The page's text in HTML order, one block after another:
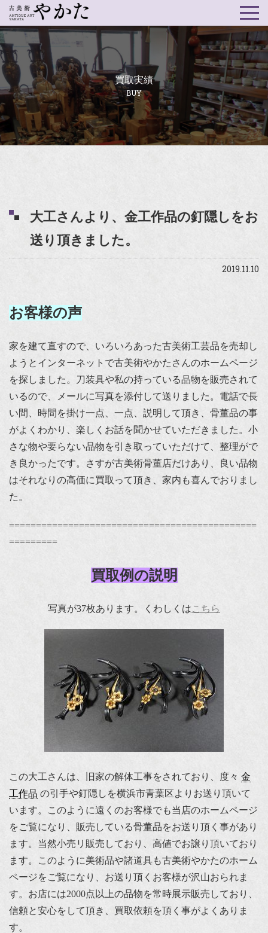
買取実績
BUY
大工さんより、金工作品の釘隠しをお
送り頂きました。
2019.11.10
お客様の声
家を建て直すので、いろいろあった古美術工芸品を売却し
ようとインターネットで古美術やかたさんのホームページ
を探しました。刀装具や私の持っている品物を販売されて
いるので、メールに写真を添付して送りました。電話で長
い間、時間を掛け一点、一点、説明して頂き、骨董品の事
がよくわかり、楽しくお話を聞かせていただきました。小
さな物や要らない品物を引き取っていただけて、整理がで
き良かったです。さすが古美術骨董店だけあり、良い品物
はそれなりの高価に買取って頂き、家内も喜んでおりまし
た。
==============================================
=========
買取例の説明
写真が37枚あります。くわしくはこちら
この大工さんは、旧家の解体工事をされており、度々 金
工作品 の引手や釘隠しを横浜市青葉区よりお送り頂いて
います。このように遠くのお客様でも当店のホームページ
をご覧になり、販売している骨董品をお送り頂く事があり
ます。当然小売リ販売しており、高値でお譲り頂いており
ます。このように美術品や諸道具も古美術やかたのホーム
ページをご覧になり、お送り頂くお客様が沢山おられま
す。お店には2000点以上の品物を常時展示販売しており、
信頼と安心をして頂き、買取依頼を頂く事がよくありま
す。